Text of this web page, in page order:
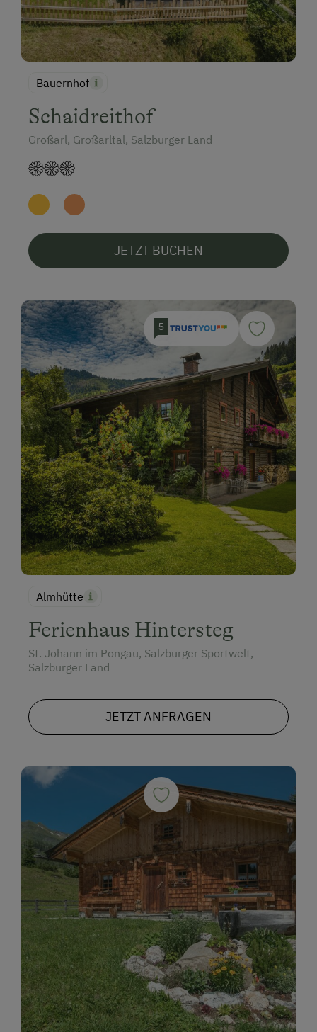
Bauernhof
Schaidreithof
Großarl, Großarltal, Salzburger Land
JETZT BUCHEN
5
Almhütte
Ferienhaus Hintersteg
St. Johann im Pongau, Salzburger Sportwelt,
Salzburger Land
JETZT ANFRAGEN